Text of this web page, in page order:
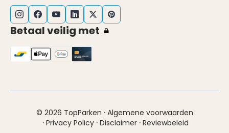
Betaal veilig met
© 2026 TopParken · Algemene voorwaarden
· Privacy Policy · Disclaimer · Reviewbeleid